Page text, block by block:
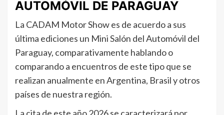
AUTOMÓVIL DE PARAGUAY
La CADAM Motor Show es de acuerdo a sus
última ediciones un Mini Salón del Automóvil del
Paraguay, comparativamente hablando o
comparando a encuentros de este tipo que se
realizan anualmente en Argentina, Brasil y otros
países de nuestra región.